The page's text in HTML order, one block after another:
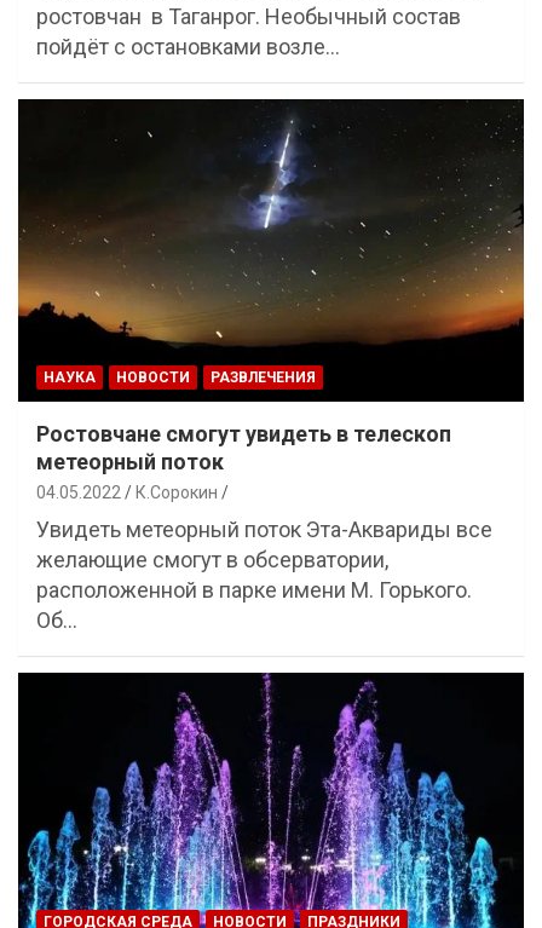
ростовчан в Таганрог. Необычный состав
пойдёт с остановками возле…
НАУКА НОВОСТИ РАЗВЛЕЧЕНИЯ
Ростовчане смогут увидеть в телескоп
метеорный поток
04.05.2022 К.Сорокин
Увидеть метеорный поток Эта-Аквариды все
желающие смогут в обсерватории,
расположенной в парке имени М. Горького.
Об…
ГОРОДСКАЯ СРЕДА НОВОСТИ
ПРАЗДНИКИ